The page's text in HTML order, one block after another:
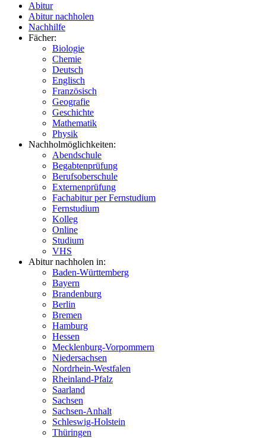
Abitur
Abitur nachholen
Nachhilfe
Fächer:
Biologie
Chemie
Deutsch
Englisch
Französisch
Geografie
Geschichte
Mathematik
Physik
Nachholmöglichkeiten:
Abendschule
Begabtenprüfung
Berufsoberschule
Externenprüfung
Fachabitur per Fernstudium
Fernstudium
Kolleg
Online
Studium
VHS
Abitur nachholen in:
Baden-Württemberg
Bayern
Brandenburg
Berlin
Bremen
Hamburg
Hessen
Mecklenburg-Vorpommern
Niedersachsen
Nordrhein-Westfalen
Rheinland-Pfalz
Saarland
Sachsen
Sachsen-Anhalt
Schleswig-Holstein
Thüringen